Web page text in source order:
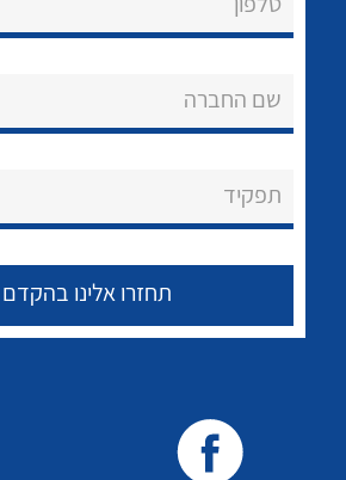
שירותי תמיכה
About Ateka Ltd.
לכל מוצרי היצרן
לכל מוצרי היצרן
שם החברה
תפקיד